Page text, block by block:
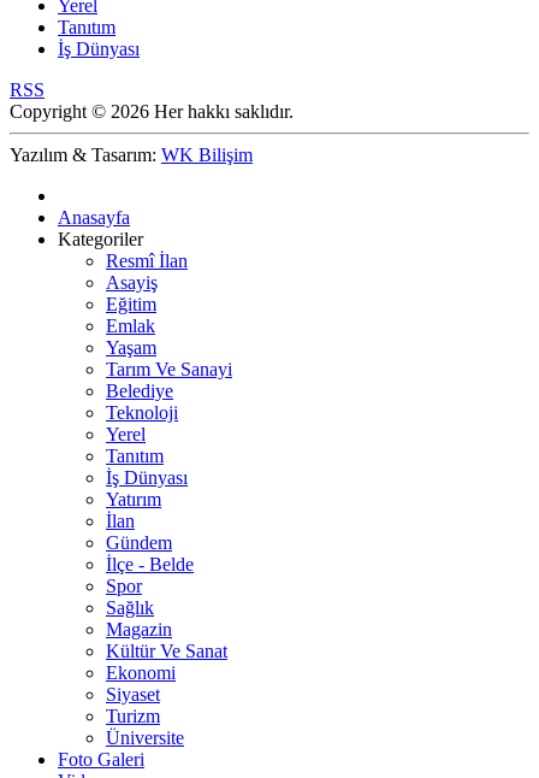
Yerel
Tanıtım
İş Dünyası
RSS
Copyright © 2026 Her hakkı saklıdır.
Yazılım & Tasarım: WK Bilişim
Anasayfa
Kategoriler
Resmî İlan
Asayiş
Eğitim
Emlak
Yaşam
Tarım Ve Sanayi
Belediye
Teknoloji
Yerel
Tanıtım
İş Dünyası
Yatırım
İlan
Gündem
İlçe - Belde
Spor
Sağlık
Magazin
Kültür Ve Sanat
Ekonomi
Siyaset
Turizm
Üniversite
Foto Galeri